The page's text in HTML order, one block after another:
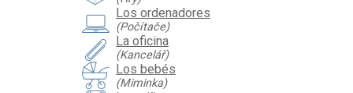
Los ordenadores
(Počítače)
La oficina
(Kancelář)
Los bebés
(Miminka)